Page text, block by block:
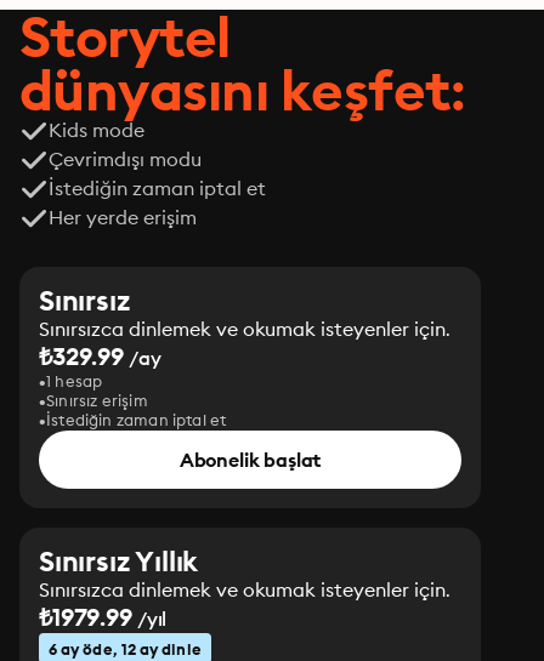
Storytel
dünyasını keşfet:
Kids mode
Çevrimdışı modu
İstediğin zaman iptal et
Her yerde erişim
Sınırsız
Sınırsızca dinlemek ve okumak isteyenler için.
₺329.99 /ay
1 hesap
Sınırsız erişim
İstediğin zaman iptal et
Abonelik başlat
Sınırsız Yıllık
Sınırsızca dinlemek ve okumak isteyenler için.
₺1979.99/yıl
6 ay öde, 12 ay dinle